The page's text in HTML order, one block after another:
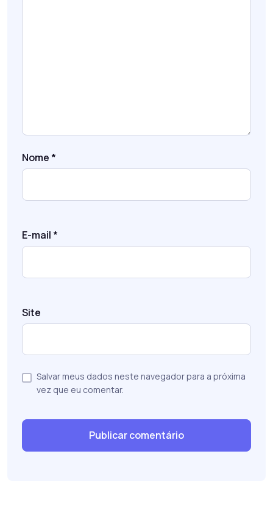
Nome *
E-mail *
Site
Salvar meus dados neste navegador para a próxima
vez que eu comentar.